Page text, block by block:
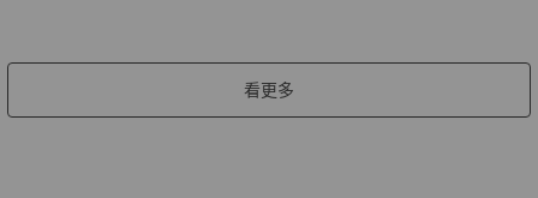
看更多